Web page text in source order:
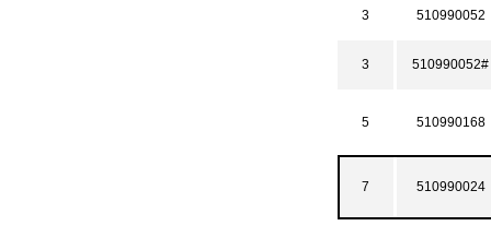
3 510990052
3 510990052#
5 510990168
7 510990024